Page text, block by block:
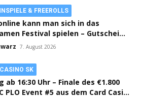
& FREEROLLS
kann man sich in das
Festival spielen – Gutschein-
laufen auf bwin Poker!
7. August 2026
SK
ab 16:30 Uhr – Finale des €1.800
PLO Event #5 aus dem Card Casino